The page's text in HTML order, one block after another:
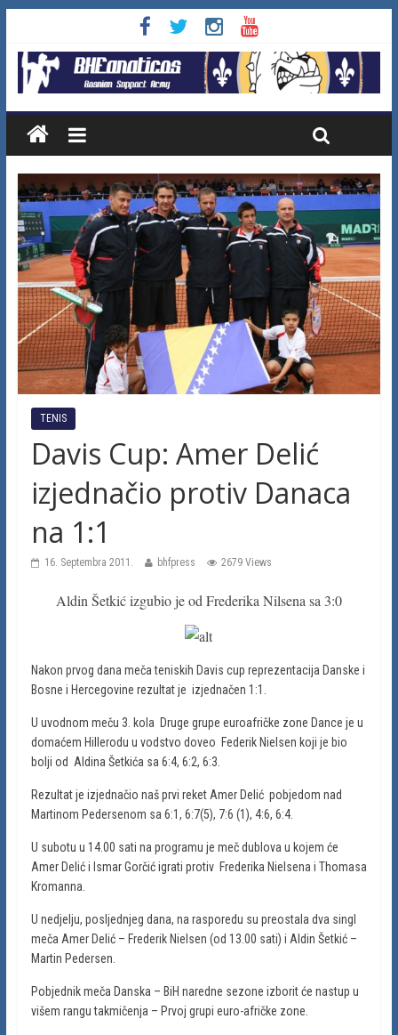
TENIS
Davis Cup: Amer Delić
izjednačio protiv Danaca
na 1:1
16. Septembra 2011. bhfpress 2679 Views
Aldin Šetkić izgubio je od Frederika Nilsena sa 3:0
Nakon prvog dana meča teniskih Davis cup reprezentacija Danske i
Bosne i Hercegovine rezultat je izjednačen 1:1.
U uvodnom meču 3. kola Druge grupe euroafričke zone Dance je u
domaćem Hillerodu u vodstvo doveo Federik Nielsen koji je bio
bolji od Aldina Šetkića sa 6:4, 6:2, 6:3.
Rezultat je izjednačio naš prvi reket Amer Delić pobjedom nad
Martinom Pedersenom sa 6:1, 6:7(5), 7:6 (1), 4:6, 6:4.
U subotu u 14.00 sati na programu je meč dublova u kojem će
Amer Delić i Ismar Gorčić igrati protiv Frederika Nielsena i Thomasa
Kromanna.
U nedjelju, posljednjeg dana, na rasporedu su preostala dva singl
meča Amer Delić – Frederik Nielsen (od 13.00 sati) i Aldin Šetkić –
Martin Pedersen.
Pobjednik meča Danska – BiH naredne sezone izborit će nastup u
višem rangu takmičenja – Prvoj grupi euro-afričke zone.